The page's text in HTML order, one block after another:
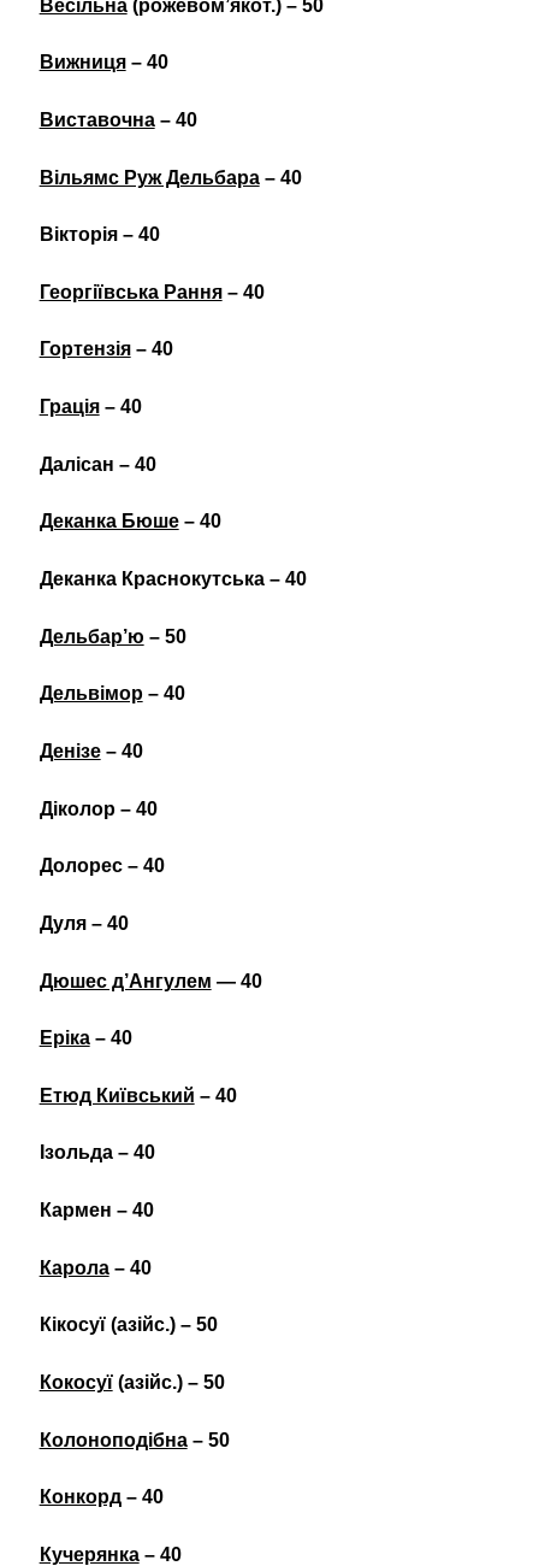
Весільна(рожевом’якот.) – 50
Вижниця– 40
Виставочна– 40
Вільямс Руж Дельбара– 40
Вікторія – 40
Георгіївська Рання– 40
Гортензія– 40
Грація– 40
Далісан – 40
Деканка Бюше– 40
Деканка Краснокутська – 40
Дельбар’ю – 50
Дельвімор– 40
Денізе– 40
Діколор – 40
Долорес – 40
Дуля – 40
Дюшес д’Ангулем — 40
Еріка– 40
Етюд Київський – 40
Ізольда – 40
Кармен – 40
Карола– 40
Кікосуї (азійс.) – 50
Кокосуї(азійс.) – 50
Колоноподібна– 50
Конкорд– 40
Кучерянка– 40